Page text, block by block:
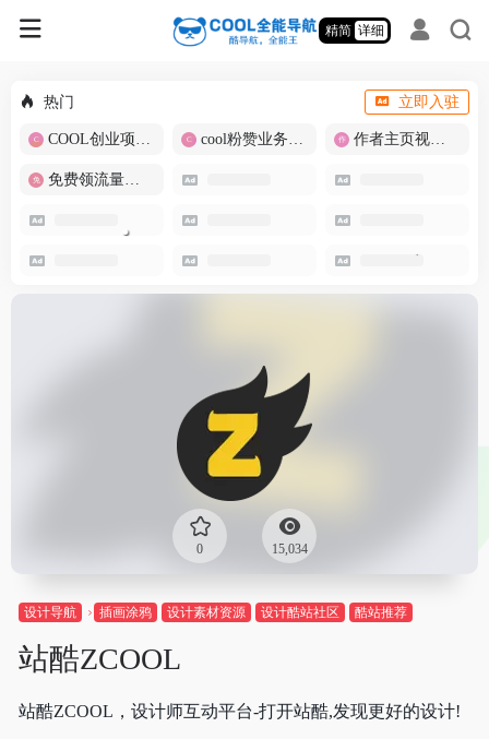
精简 详细
热门 立即入驻
COOL创业项目商城 cool粉赞业务商城【爆粉引流】 作者主页视频批量提取
免费领流量卡-包邮
0 15,034
设计导航 插画涂鸦 设计素材资源 设计酷站社区 酷站推荐
站酷ZCOOL
站酷ZCOOL，设计师互动平台-打开站酷,发现更好的设计!